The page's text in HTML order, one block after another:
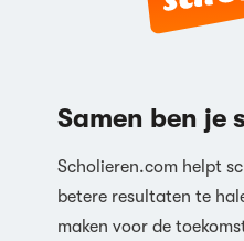
Samen ben je
Scholieren.com helpt
betere resultaten te
maken voor de